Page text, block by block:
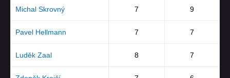
Michal Skrovný 7 9
Pavel Hellmann 7 7
Luděk Zaal 8 7